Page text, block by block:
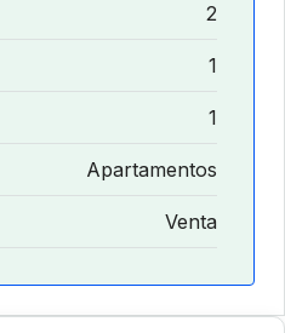
2
1
1
Apartamentos
Venta